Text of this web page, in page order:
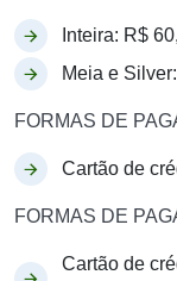
Inteira: R$
Meia e
FORMAS DE
Cartão de
FORMAS DE
Cartão de